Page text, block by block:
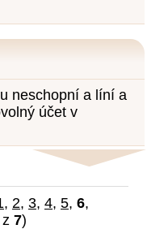
neschopní a líní a
účet v
, 2, 3, 4, 5, 6,
z 7)